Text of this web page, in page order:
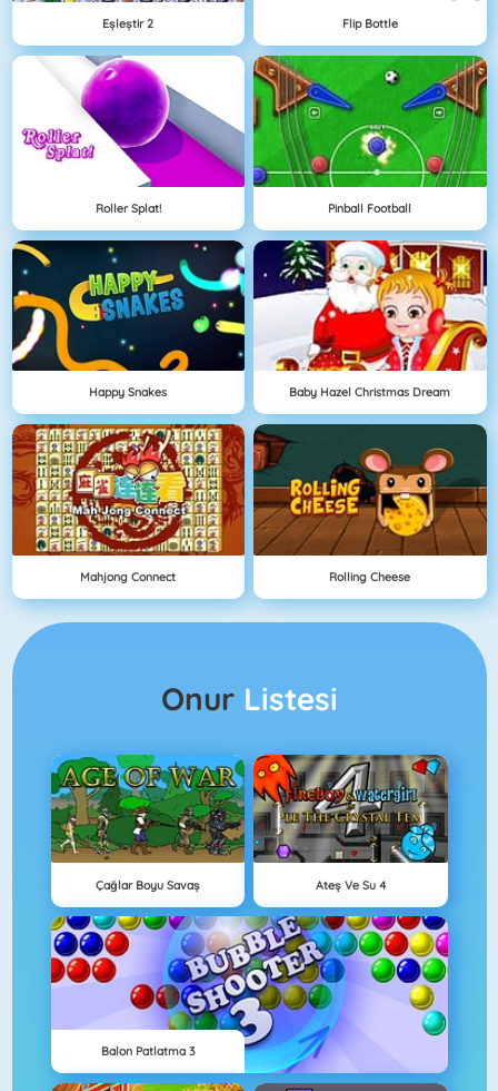
Eşleştir 2 Flip Bottle
Roller Splat! Pinball Football
Happy Snakes Baby Hazel Christmas Dream
Mahjong Connect Rolling Cheese
Onur Listesi
Çağlar Boyu Savaş Ateş Ve Su 4
Balon Patlatma 3